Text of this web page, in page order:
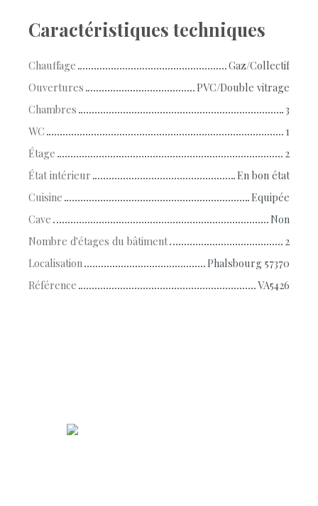
Caractéristiques techniques
Chauffage
Gaz/Collectif
Ouvertures
PVC/Double vitrage
Chambres
3
WC
1
Étage
2
État intérieur
En bon état
Cuisine
Equipée
Cave
Non
Nombre d'étages du bâtiment
2
Localisation
Phalsbourg 57370
Référence
VA5426